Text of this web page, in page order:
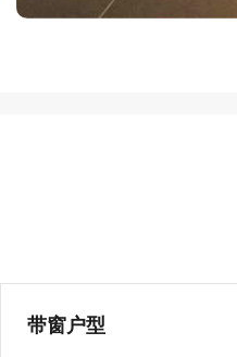
带窗户型